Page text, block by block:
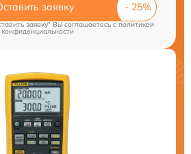
заявку
заявку" Вы соглашаетесь cполитикой
конфиденциальности